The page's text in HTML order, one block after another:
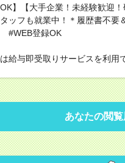
OK】【大手企業！未経験歓迎
ッフも就業中！＊履歴書不
#WEB登録OK
給与即受取りサービスを利用
あなたの閲